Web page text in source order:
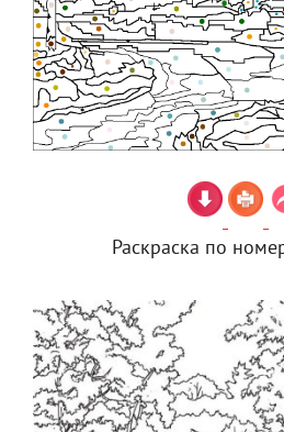
Раскраска по